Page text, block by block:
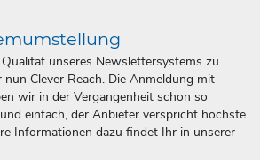
unseres Newslettersystems zu
Clever Reach. Die Anmeldung mit
wir in der Vergangenheit schon so
einfach, der Anbieter verspricht höchste
Informationen dazu findet Ihr in unserer